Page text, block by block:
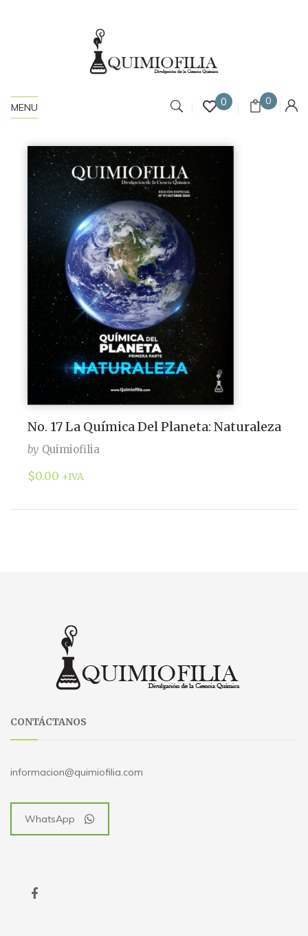
MENU 0 0
No. 17 La Química Del Planeta: Naturaleza
by Quimiofilia
$0.00 +IVA
CONTÁCTANOS
informacion@quimiofilia.com
WhatsApp